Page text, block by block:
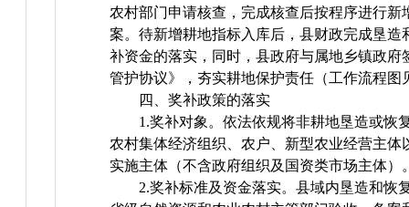
农村部门申请核查，完成核查后按程序进行新
案。待新增耕地指标入库后，县财政完成垦造
补资金的落实，同时，县政府与属地乡镇政府
管护协议》，夯实耕地保护责任（工作流程图
四、奖补政策的落实
1.奖补对象。依法依规将非耕地垦造或恢
农村集体经济组织、农户、新型农业经营主体
实施主体（不含政府组织及国资类市场主体）
2.奖补标准及资金落实。县域内垦造和恢